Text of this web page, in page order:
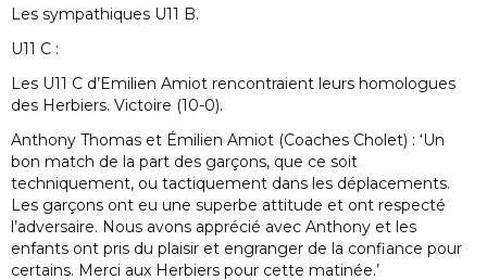
Les sympathiques U11 B.
U11 C :
Les U11 C d’Emilien Amiot rencontraient leurs homologues
des Herbiers. Victoire (10-0).
Anthony Thomas et Émilien Amiot (Coaches Cholet) : ‘Un
bon match de la part des garçons, que ce soit
techniquement, ou tactiquement dans les déplacements.
Les garçons ont eu une superbe attitude et ont respecté
l’adversaire. Nous avons apprécié avec Anthony et les
enfants ont pris du plaisir et engranger de la confiance pour
certains. Merci aux Herbiers pour cette matinée.’